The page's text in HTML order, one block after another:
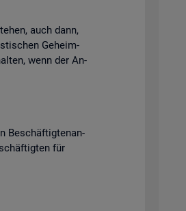
auch dann,
Ge­heim­
wenn der An­
Be­schäf­tig­ten­an­
für